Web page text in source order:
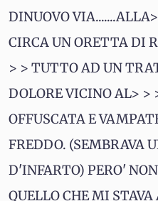
DINUOVO
CIRCA UN ORETTA DI
> > TUTTO AD UN
DOLORE VICINO AL> >
OFFUSCATA E
FREDDO. (SEMBRAVA
D'INFARTO) PERO'
QUELLO CHE MI